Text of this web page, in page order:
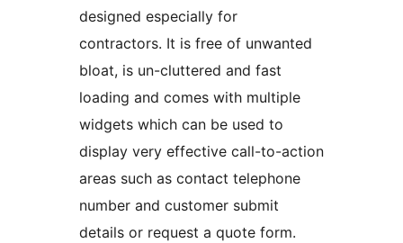
designed especially for
contractors. It is free of unwanted
bloat, is un-cluttered and fast
loading and comes with multiple
widgets which can be used to
display very effective call-to-action
areas such as contact telephone
number and customer submit
details or request a quote form.